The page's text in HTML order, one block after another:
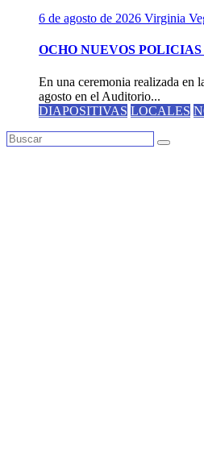
6 de agosto de 2026 Virginia
OCHO NUEVOS
En una ceremonia realizada en
agosto en el Auditorio...
DIAPOSITIVAS LOCALES